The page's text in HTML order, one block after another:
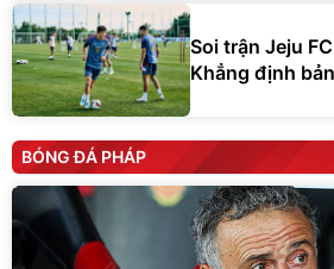
Soi trận Jeju
Khẳng định
BÓNG ĐÁ PHÁP